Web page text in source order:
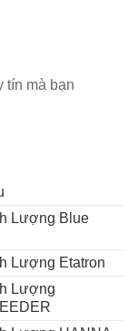
tín mà bạn
Lượng Blue
Lượng Etatron
Lượng